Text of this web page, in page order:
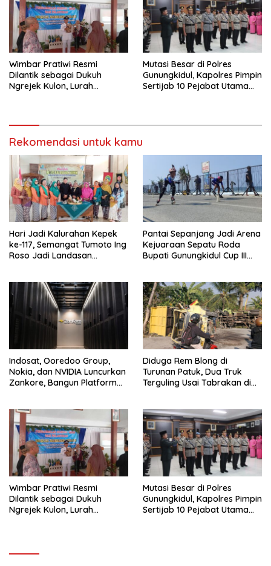
Wimbar Pratiwi Resmi
Dilantik sebagai Dukuh
Ngrejek Kulon, Lurah
Mutasi Besar di Polres
Gunungkidul, Kapolres Pimpin
Sertijab 10 Pejabat Utama
Rekomendasi untuk kamu
Hari Jadi Kalurahan Kepek
ke-117, Semangat Tumoto Ing
Roso Jadi Landasan
Pantai Sepanjang Jadi Arena
Kejuaraan Sepatu Roda
Bupati Gunungkidul Cup III
Tourism
Indosat, Ooredoo Group,
Nokia, dan NVIDIA Luncurkan
Zankore, Bangun Platform
Diduga Rem Blong di
Turunan Patuk, Dua Truk
Terguling Usai Tabrakan di
Wimbar Pratiwi Resmi
Dilantik sebagai Dukuh
Ngrejek Kulon, Lurah
Mutasi Besar di Polres
Gunungkidul, Kapolres Pimpin
Sertijab 10 Pejabat Utama